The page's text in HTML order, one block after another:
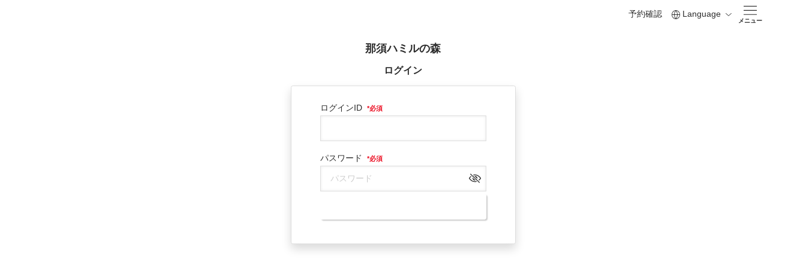
予約確認 Language
メニュー
那須ハミルの森
ログイン
ログインID *必須
パスワード *必須